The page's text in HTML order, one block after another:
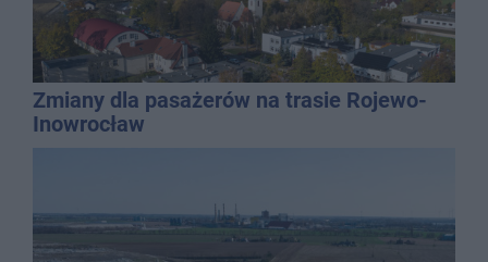
Zmiany dla pasażerów na trasie Rojewo-
Inowrocław